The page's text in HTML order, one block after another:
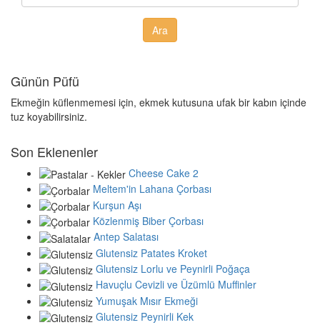
Günün Püfü
Ekmeğin küflenmemesi için, ekmek kutusuna ufak bir kabın içinde
tuz koyabilirsiniz.
Son Eklenenler
Cheese Cake 2
Meltem'in Lahana Çorbası
Kurşun Aşı
Közlenmiş Biber Çorbası
Antep Salatası
Glutensiz Patates Kroket
Glutensiz Lorlu ve Peynirli Poğaça
Havuçlu Cevizli ve Üzümlü Muffinler
Yumuşak Mısır Ekmeği
Glutensiz Peynirli Kek